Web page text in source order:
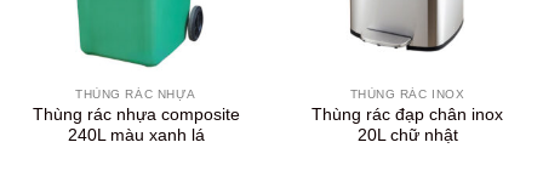
THÙNG RÁC NHỰA
Thùng rác nhựa composite
240L màu xanh lá
THÙNG RÁC INOX
Thùng rác đạp chân inox
20L chữ nhật